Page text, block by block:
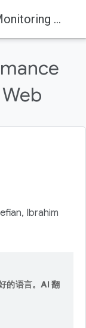
将 Firebase Performance Monitoring 用于 Web
Ibrahim
的语言。AI 翻